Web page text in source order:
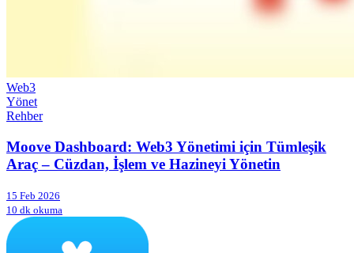
Web3
Yönet
Rehber
Moove Dashboard: Web3 Yönetimi için Tümleşik
Araç – Cüzdan, İşlem ve Hazineyi Yönetin
15 Feb 2026
10 dk okuma